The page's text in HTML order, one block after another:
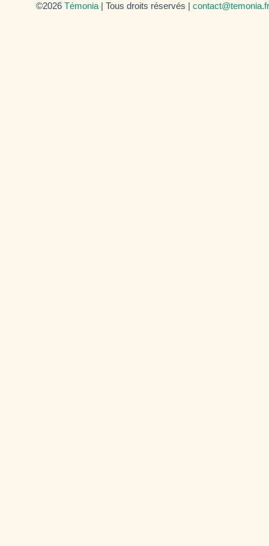
©2026 Témonia | Tous droits réservés | contact@temonia.fr